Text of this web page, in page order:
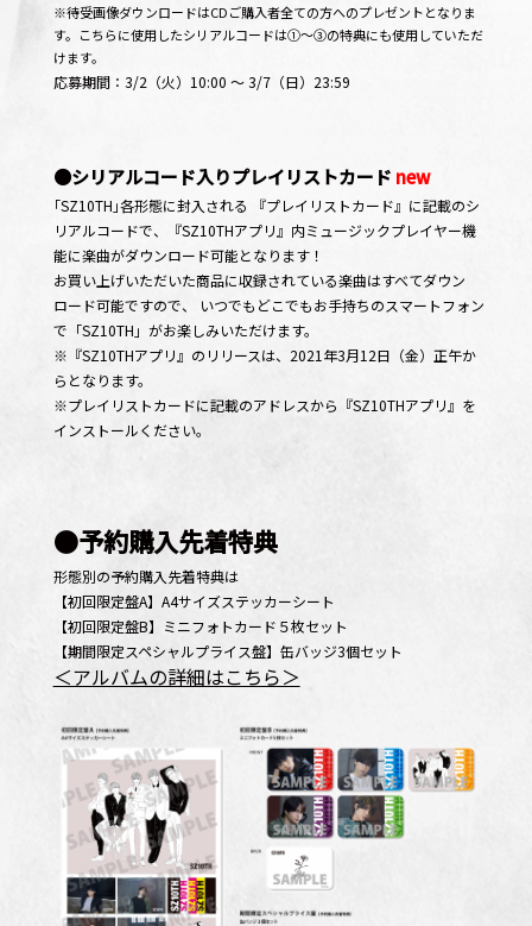
※待受画像ダウンロードはCDご購入者全ての方へのプレゼントとなりま
す。こちらに使用したシリアルコードは①〜③の特典にも使用していただ
けます。
応募期間：3/2（火）10:00 〜 3/7（日）23:59
●シリアルコード入りプレイリストカード new
｢SZ10TH｣各形態に封入される 『プレイリストカード』に記載のシ
リアルコードで、『SZ10THアプリ』内ミュージックプレイヤー機
能に楽曲がダウンロード可能となります！
お買い上げいただいた商品に収録されている楽曲はすべてダウン
ロード可能ですので、 いつでもどこでもお手持ちのスマートフォン
で「SZ10TH」がお楽しみいただけます。
※『SZ10THアプリ』のリリースは、2021年3月12日（金）正午か
らとなります。
※プレイリストカードに記載のアドレスから『SZ10THアプリ』を
インストールください。
●予約購入先着特典
形態別の予約購入先着特典は
【初回限定盤A】A4サイズステッカーシート
【初回限定盤B】ミニフォトカード５枚セット
【期間限定スペシャルプライス盤】缶バッジ3個セット
＜アルバムの詳細はこちら＞